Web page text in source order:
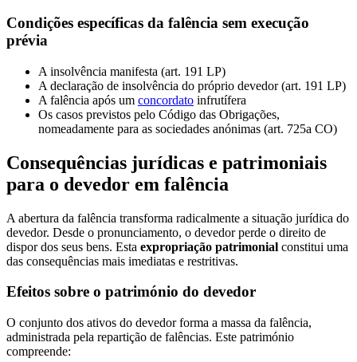
Condições específicas da falência sem execução
prévia
A insolvência manifesta (art. 191 LP)
A declaração de insolvência do próprio devedor (art. 191 LP)
A falência após um concordato infrutífera
Os casos previstos pelo Código das Obrigações,
nomeadamente para as sociedades anónimas (art. 725a CO)
Consequências jurídicas e patrimoniais
para o devedor em falência
A abertura da falência transforma radicalmente a situação jurídica do
devedor. Desde o pronunciamento, o devedor perde o direito de
dispor dos seus bens. Esta expropriação patrimonial constitui uma
das consequências mais imediatas e restritivas.
Efeitos sobre o património do devedor
O conjunto dos ativos do devedor forma a massa da falência,
administrada pela repartição de falências. Este património
compreende: